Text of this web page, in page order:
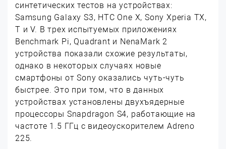
синтетических тестов на устройствах:
Samsung Galaxy S3, HTC One X, Sony Xperia TX,
T и V. В трех испытуемых приложениях
Benchmark Pi, Quadrant и NenaMark 2
устройства показали схожие результаты,
однако в некоторых случаях новые
смартфоны от Sony оказались чуть-чуть
быстрее. Это при том, что в данных
устройствах установлены двухъядерные
процессоры Snapdragon S4, работающие на
частоте 1.5 ГГц с видеоускорителем Adreno
225.